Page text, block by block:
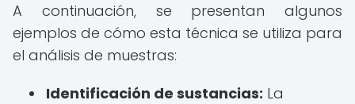
A continuación, se presentan algunos
ejemplos de cómo esta técnica se utiliza para
el análisis de muestras:
Identificación de sustancias: La